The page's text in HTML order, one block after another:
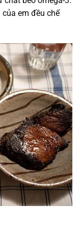
em đều chế